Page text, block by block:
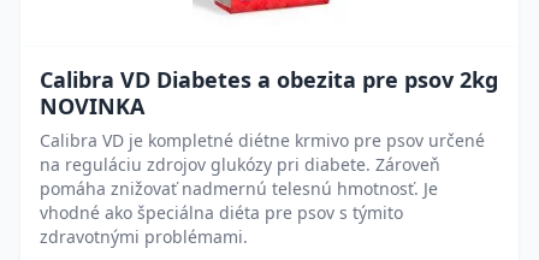
Calibra VD Diabetes a obezita pre psov 2kg
NOVINKA
Calibra VD je kompletné diétne krmivo pre psov určené
na reguláciu zdrojov glukózy pri diabete. Zároveň
pomáha znižovať nadmernú telesnú hmotnosť. Je
vhodné ako špeciálna diéta pre psov s týmito
zdravotnými problémami.